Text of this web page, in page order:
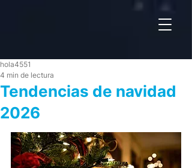
Tendencias de navidad
2026
hola4551
4 min de lectura